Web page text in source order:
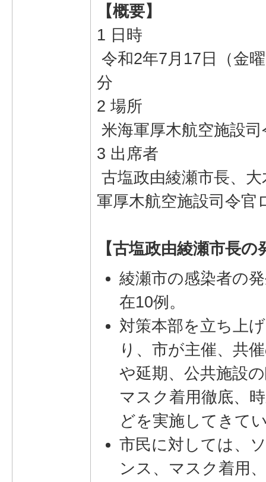
【概要】
1 日時
令和2年7月17日（金
分
2 場所
米海軍厚木航空施設司
3 出席者
古塩政由綾瀬市長、
軍厚木航空施設司令官
【古塩政由綾瀬市長の
綾瀬市の感染者の
在10例。
対策本部を立ち上
り、市が主催、共
や延期、公共施設
マスク着用徹底、
どを実施してきて
市民に対しては、
ンス、マスク着用